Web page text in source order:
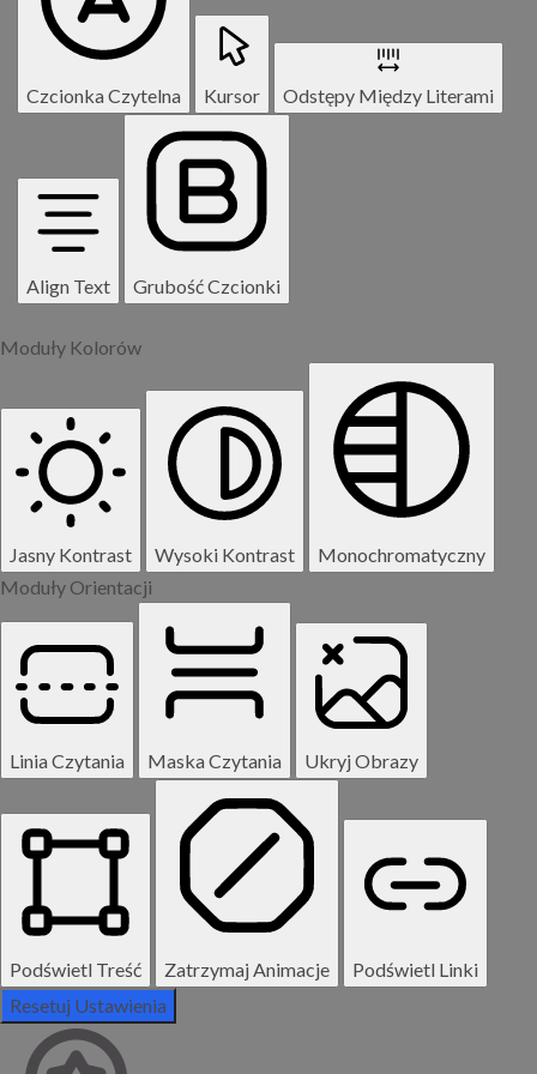
Czcionka Czytelna Kursor Odstępy Między Literami
Align Text Grubość Czcionki
Moduły Kolorów
Jasny Kontrast Wysoki Kontrast
Monochromatyczny
Moduły Orientacji
Linia Czytania Maska Czytania Ukryj Obrazy
Podświetl Treść Zatrzymaj Animacje
Podświetl Linki
Resetuj Ustawienia